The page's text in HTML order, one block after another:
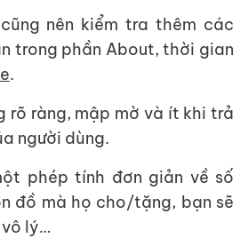
nên kiểm tra thêm các
trong phần About, thời gian
.
rõ ràng, mập mờ và ít khi trả
người dùng.
phép tính đơn giản về số
đồ mà họ cho/tặng, bạn sẽ
lý…